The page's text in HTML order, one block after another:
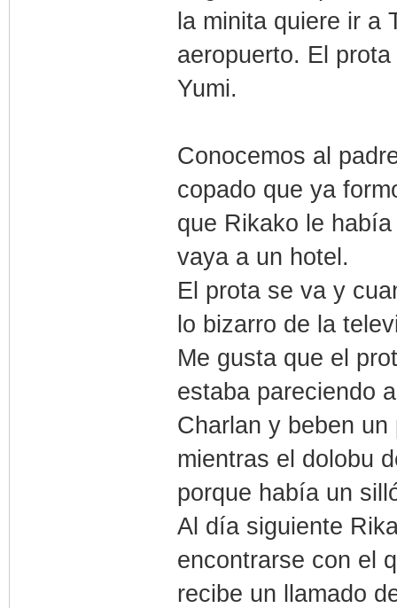
la minita quiere ir a
aeropuerto. El
Yumi.
Conocemos al
copado que ya
que Rikako le
vaya a un hotel.
El prota se va y
lo bizarro de la
Me gusta que el
estaba pareciendo
Charlan y beben
mientras el dolobu
porque había un
Al día siguiente
encontrarse con el
recibe un llamado